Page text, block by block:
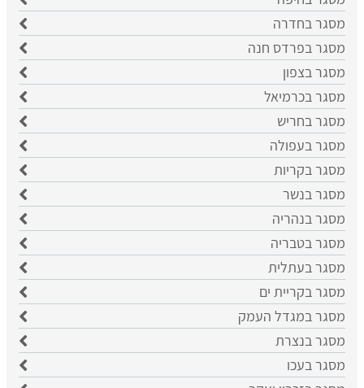
מסגר בחדרה
מסגר בפרדס חנה
מסגר בצפון
מסגר בכרמיאל
מסגר בחריש
מסגר בעפולה
מסגר בקריות
מסגר בנשר
מסגר בנהריה
מסגר בטבריה
מסגר בעתלית
מסגר בקריית ים
מסגר במגדל העמק
מסגר בנצרת
מסגר בעכו